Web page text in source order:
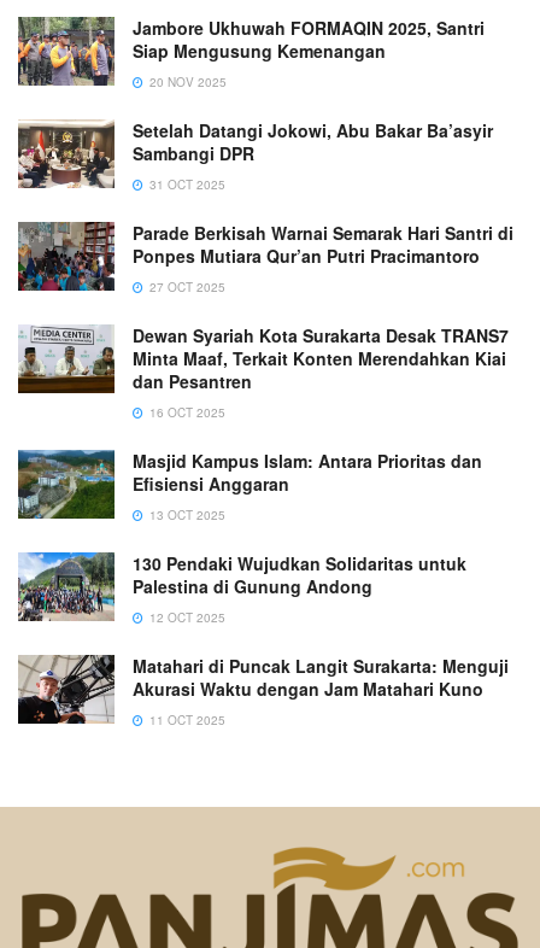
Jambore Ukhuwah FORMAQIN 2025, Santri
Siap Mengusung Kemenangan
20 NOV 2025
Setelah Datangi Jokowi, Abu Bakar Ba’asyir
Sambangi DPR
31 OCT 2025
Parade Berkisah Warnai Semarak Hari Santri di
Ponpes Mutiara Qur’an Putri Pracimantoro
27 OCT 2025
Dewan Syariah Kota Surakarta Desak TRANS7
Minta Maaf, Terkait Konten Merendahkan Kiai
dan Pesantren
16 OCT 2025
Masjid Kampus Islam: Antara Prioritas dan
Efisiensi Anggaran
13 OCT 2025
130 Pendaki Wujudkan Solidaritas untuk
Palestina di Gunung Andong
12 OCT 2025
Matahari di Puncak Langit Surakarta: Menguji
Akurasi Waktu dengan Jam Matahari Kuno
11 OCT 2025